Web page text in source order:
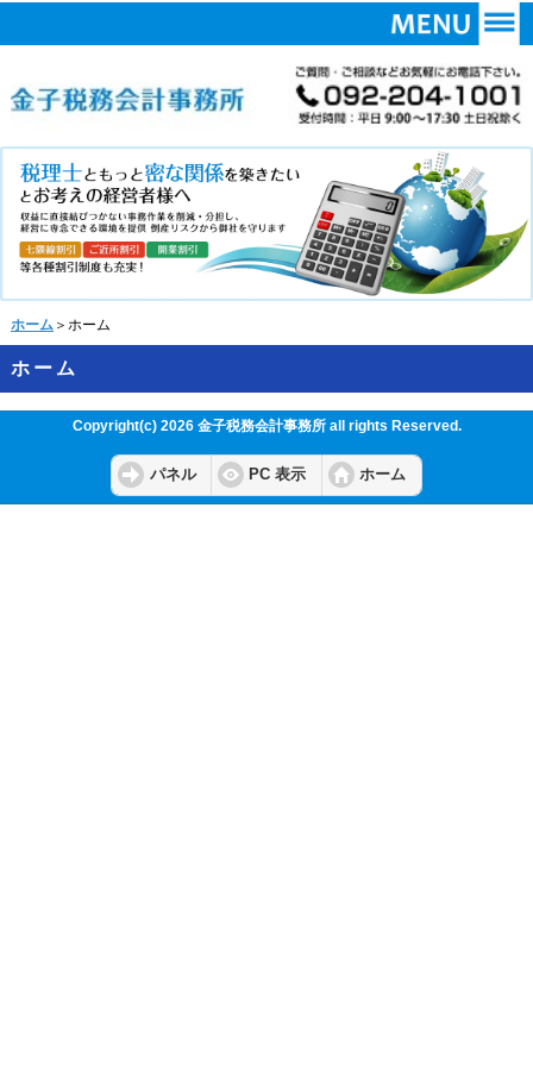
ホーム ＞ホーム
ホーム
Copyright(c) 2026 金子税務会計事務所 all rights Reserved.
パネル PC 表示 ホーム